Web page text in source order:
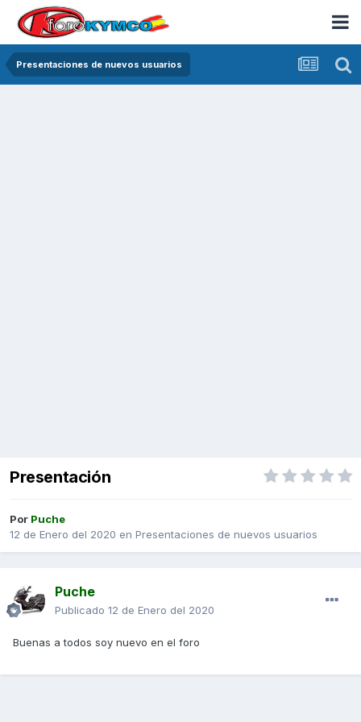
Presentaciones de nuevos usuarios
Presentación
Por Puche
12 de Enero del 2020 en Presentaciones de nuevos usuarios
Puche
Publicado 12 de Enero del 2020
Buenas a todos soy nuevo en el foro